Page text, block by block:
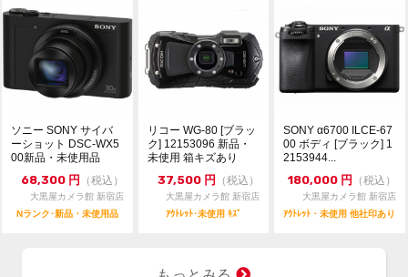
ソニー SONY サイバ
ーショット DSC-WX5
00新品・未使用品
68,300 円 （税込）
大黒屋カメラ館 新宿店
Nランク･新品・未使用品
リコー WG-80 [ブラッ
ク] 12153096 新品・
未使用 箱キズあり
37,500 円 （税込）
大黒屋カメラ館 新宿店
ｱｳﾄﾚｯﾄ･未使用 ｷｽﾞ
SONY α6700 ILCE-67
00 ボディ [ブラック] 1
2153944...
180,000 円 （税込）
大黒屋カメラ館 新宿店
ｱｳﾄﾚｯﾄ・未使用 他社印あり